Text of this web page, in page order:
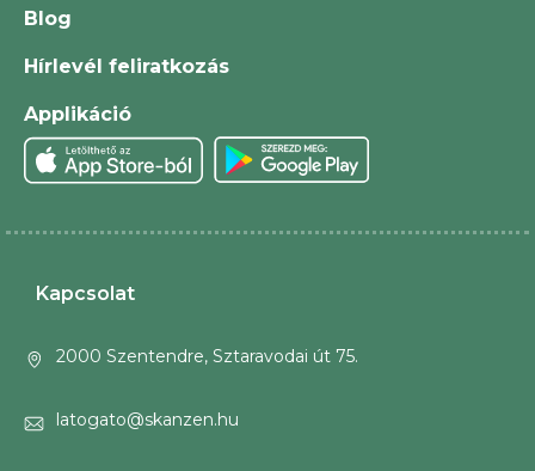
Blog
Hírlevél feliratkozás
Applikáció
Kapcsolat
2000 Szentendre, Sztaravodai út 75.
latogato@skanzen.hu